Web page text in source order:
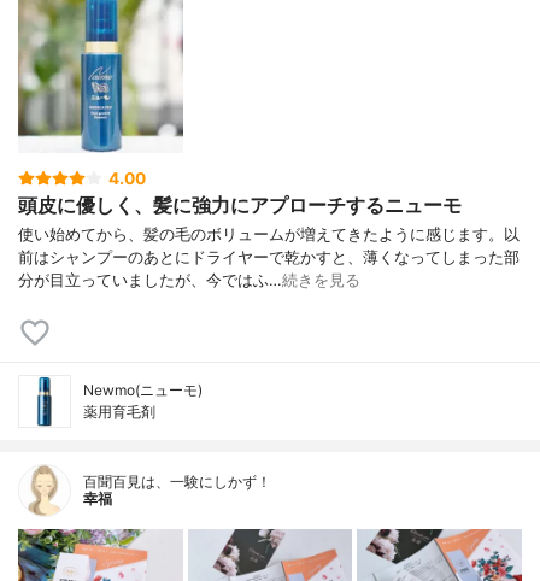
4.00
頭皮に優しく、髪に強力にアプローチするニューモ
使い始めてから、髪の毛のボリュームが増えてきたように感じます。以
前はシャンプーのあとにドライヤーで乾かすと、薄くなってしまった部
分が目立っていましたが、今ではふ…続きを見る
Newmo(ニューモ)
薬用育毛剤
百聞百見は、一験にしかず！
幸福